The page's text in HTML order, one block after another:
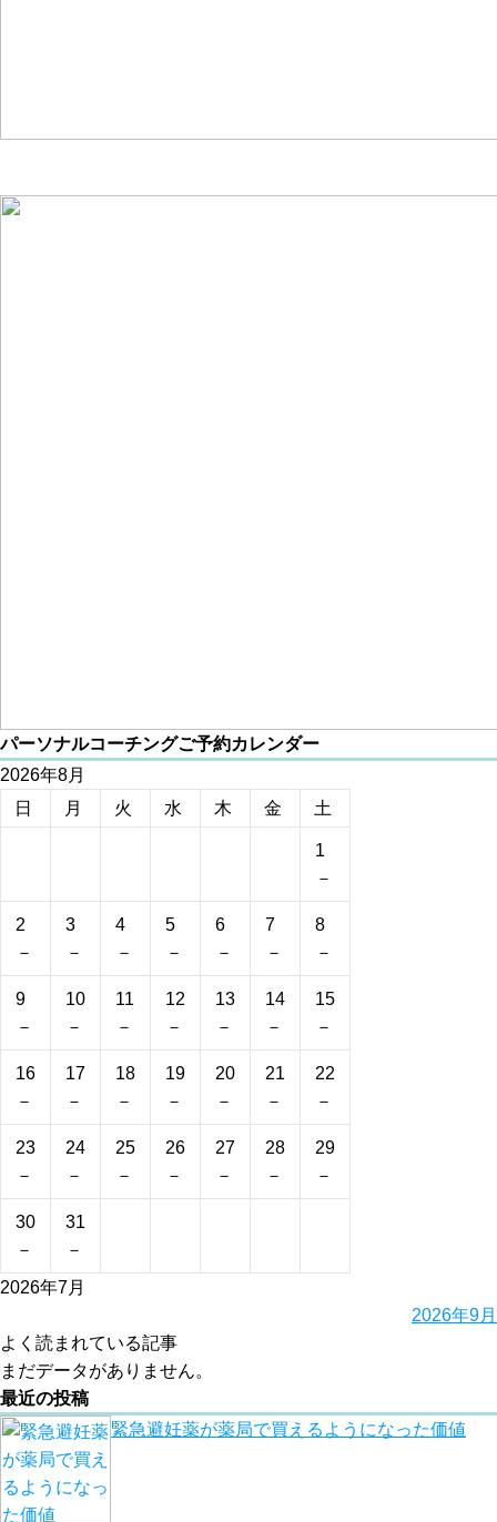
パーソナルコーチングご予約カレンダー
2026年8月
日
月 火 水 木 金 土
1
－
2
－
3
－
4
－
5
－
6
－
7
－
8
－
9
－
10
－
11
－
12
－
13
－
14
－
15
－
16
－
17
－
18
－
19
－
20
－
21
－
22
－
23
－
24
－
25
－
26
－
27
－
28
－
29
－
30
－
31
－
2026年7月
2026年9月
よく読まれている記事
まだデータがありません。
最近の投稿
緊急避妊薬が薬局で買えるようになった価値